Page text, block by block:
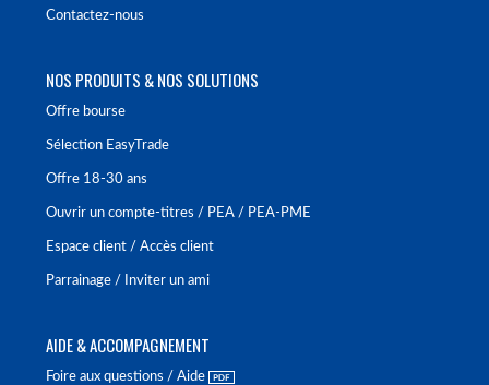
Contactez-nous
NOS PRODUITS & NOS SOLUTIONS
Offre bourse
Sélection EasyTrade
Offre 18-30 ans
Ouvrir un compte-titres / PEA / PEA-PME
Espace client / Accès client
Parrainage / Inviter un ami
AIDE & ACCOMPAGNEMENT
Foire aux questions / Aide